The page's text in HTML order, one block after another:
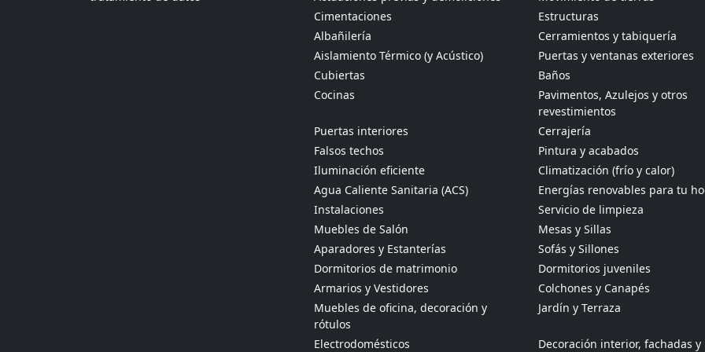
Cimentaciones
Estructuras
Albañilería
Cerramientos y tabiquería
Aislamiento Térmico (y Acústico)
Puertas y ventanas exteriores
Cubiertas
Baños
Cocinas
Pavimentos, Azulejos y otros
revestimientos
Puertas interiores
Cerrajería
Falsos techos
Pintura y acabados
Iluminación eficiente
Climatización (frío y calor)
Agua Caliente Sanitaria (ACS)
Energías renovables para tu
Instalaciones
Servicio de limpieza
Muebles de Salón
Mesas y Sillas
Aparadores y Estanterías
Sofás y Sillones
Dormitorios de matrimonio
Dormitorios juveniles
Armarios y Vestidores
Colchones y Canapés
Muebles de oficina, decoración y
rótulos
Jardín y Terraza
Electrodomésticos Decoración interior, fachadas y